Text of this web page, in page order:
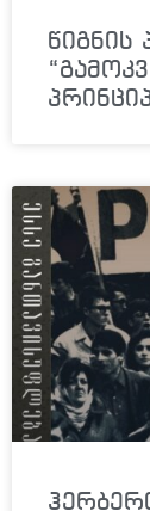
წიგნის